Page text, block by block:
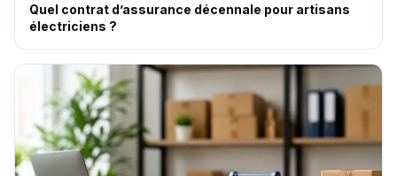
Quel contrat d’assurance décennale pour artisans
électriciens ?